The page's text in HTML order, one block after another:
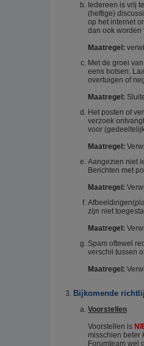
Iedereen is vrij
(heftige)
op het internet
dan ook worden
Maatregel:
Met de groei
eens botsen.
overtuigen of
Maatregel:
Het posten of
verzoek
voor
Maatregel:
Aangezien niet
Berichten met
Maatregel:
zijn niet
Maatregel:
Spam oftewel
verschil tussen
Maatregel:
Bijkomende
Voorstellen
Voorstellen is
misschien beter
Forumteam wel